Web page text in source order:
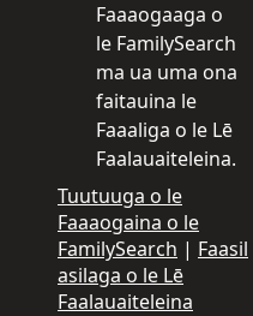
Faaaogaaga o
le FamilySearch
ma ua uma ona
faitauina le
Faaaliga o le Lē
Faalauaiteleina.
Tuutuuga o le
Faaaogaina o le
FamilySearch | Faasil
asilaga o le Lē
Faalauaiteleina